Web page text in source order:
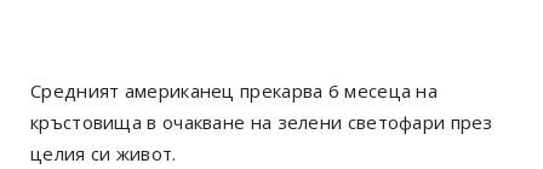
Средният американец прекарва 6 месеца на
кръстовища в очакване на зелени светофари през
целия си живот.